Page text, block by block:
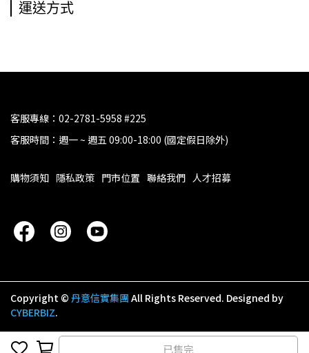
已售完
運送方式
客服專線：02-2781-5958 #225
客服時間：週一 ~ 週五 09:00-18:00 (國定假日除外)
購物須知 隱私政策 門市位置 聯絡我們 人才招募
Copyright © 丹意信實集團 All Rights Reserved. Designed by
CYBERBIZ.